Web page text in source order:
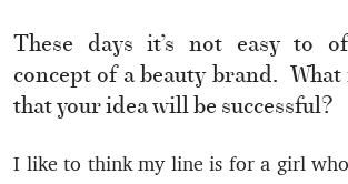
These days it’s not easy to
concept of a beauty brand. What
that your idea will be successful?
I like to think my line is for a girl